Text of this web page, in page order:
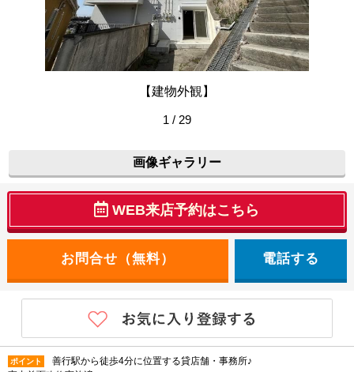
【建物外観】
1 / 29
画像ギャラリー
WEB来店予約はこちら
電話する
ポイント
善行駅から徒歩4分に位置する貸店舗・事務所♪